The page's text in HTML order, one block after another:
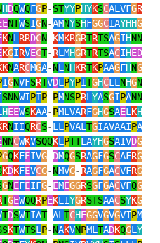
HDQWQFGP-STYYPHYKSCALVFGR
NTWSIGN-AMNYSHFGGCIAYHHG
KNL RRDCN-KMKRGRTRTSAGIHNN
KGIRVECT-RLMHGRTRTSACIHED
NARCMGA-NL NHKRTKPAAGFHNG
IGNVFSRTVDL PYPITGHCLL NHGN
SNNWIPIP-PMNSPRL YASGIPANN
HEEWSKAA-PMLVARFGHGSAEL KH
NIIQRCS-LL PVAL TGIAVAAIPA
NNCWKVSQQKL PTTLAYHGSAIVDG
GQKFEIVG-DMQGSRAGFGSCAFRG
KDKFEVCG-NMVG-RAGFGACVFRG
GNEFEIFG-EMEGGRSGFGACVFQG
TGEWQQRPEKLIYGRSTSAACSYKG
TDSWTIAT-AL TCHEGGVGVGVIPM
KTWTSL P-NAKVNPML TADKQGL Y